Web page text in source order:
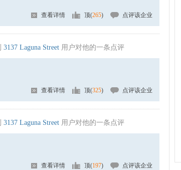
查看详情 顶(265) 点评该企业
3137 Laguna Street 用户对他的一条点评
查看详情 顶(325) 点评该企业
3137 Laguna Street 用户对他的一条点评
查看详情 顶(197) 点评该企业